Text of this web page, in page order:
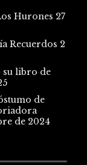
Hurones 27
Recuerdos 2
su libro de
de
de 2024